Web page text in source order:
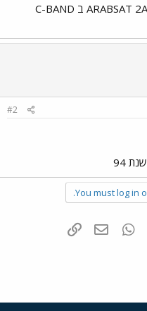
החל מהבוקר כל הקיטוב של RH על ARABSAT 2A ב C-BAND
#2
94
You must log in
Tumblr
WhatsAppדואר אלקטרוני